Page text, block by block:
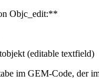
Objc_edit:**
(editable textfield)
im GEM-Code, der